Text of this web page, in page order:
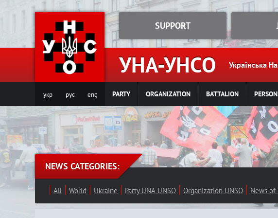
УНА-УНСО Українська
SUPPORT
укр рус eng PARTY ORGANIZATION BATTALION
NEWS CATEGORIES:
All World Ukraine Party UNA-UNSO Organization UNSO News of